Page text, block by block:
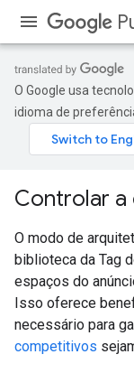
O Google usa
idioma de
Controlar a
O modo de
biblioteca da Tag
espaços do
Isso oferece
necessário para
competitivos